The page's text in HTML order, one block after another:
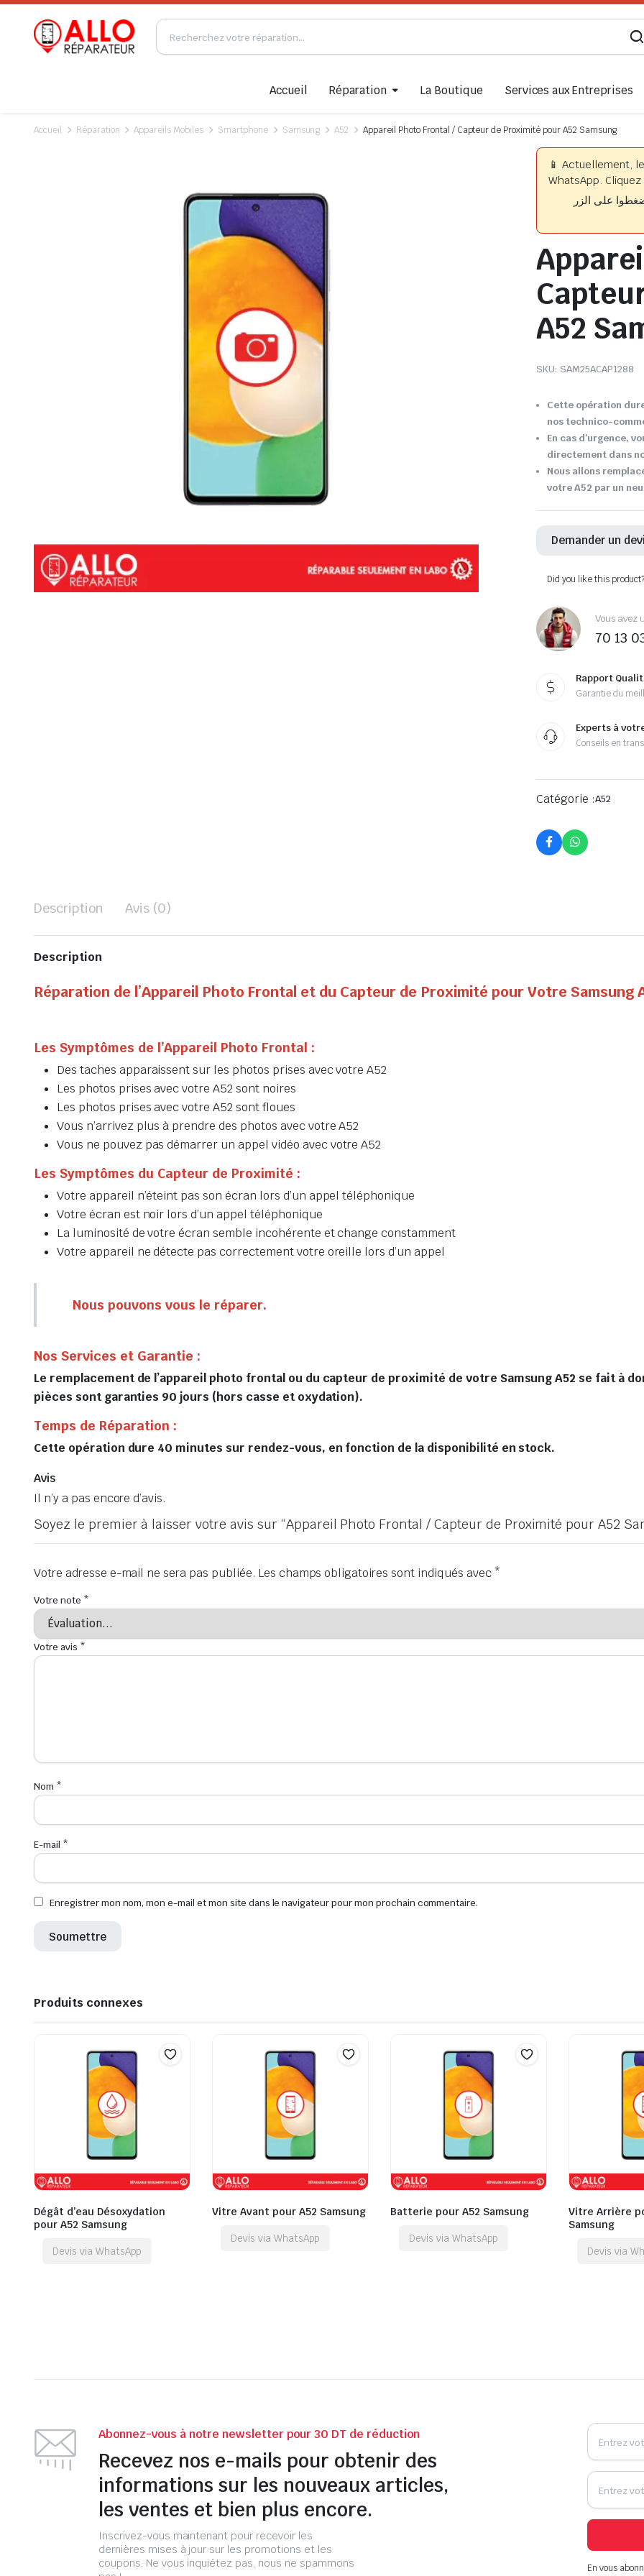
Accueil Réparation La Boutique Services aux Entreprises
Accueil Réparation Appareils Mobiles Smartphone Samsung A52 Appareil Photo Frontal / Capteur de Proximité pour A52 Samsung
📱 Actuellement,
WhatsApp.
على الزر
A52
SKU: SAM25ACAP1288
Cette opération
nos technico-
En cas d’urgence,
directement dans
Nous allons
votre A52 par un
Demander un
Did you like this
Vous avez
70 13
Rapport
Garantie du
Experts à
Conseils en
Catégorie :A52
Description Avis (0)
Description
Réparation de l’Appareil Photo Frontal et du Capteur de Proximité pour Votre Samsung
Les Symptômes de l’Appareil Photo Frontal :
Des taches apparaissent sur les photos prises avec votre A52
Les photos prises avec votre A52 sont noires
Les photos prises avec votre A52 sont floues
Vous n’arrivez plus à prendre des photos avec votre A52
Vous ne pouvez pas démarrer un appel vidéo avec votre A52
Les Symptômes du Capteur de Proximité :
Votre appareil n’éteint pas son écran lors d’un appel téléphonique
Votre écran est noir lors d’un appel téléphonique
La luminosité de votre écran semble incohérente et change constamment
Votre appareil ne détecte pas correctement votre oreille lors d’un appel
Nous pouvons vous le réparer.
Nos Services et Garantie :
Le remplacement de l’appareil photo frontal ou du capteur de proximité de votre Samsung A52 se fait à
pièces sont garanties 90 jours (hors casse et oxydation).
Temps de Réparation :
Cette opération dure 40 minutes sur rendez-vous, en fonction de la disponibilité en stock.
Avis
Il n’y a pas encore d’avis.
Soyez le premier à laisser votre avis sur “Appareil Photo Frontal / Capteur de Proximité pour A52
Votre adresse e-mail ne sera pas publiée. Les champs obligatoires sont indiqués avec*
Votre note *
Votre avis *
Nom *
E-mail *
Enregistrer mon nom, mon e-mail et mon site dans le navigateur pour mon prochain commentaire.
Produits connexes
Dégât d’eau Désoxydation
pour A52 Samsung
Devis via WhatsApp
Vitre Avant pour A52 Samsung
Devis via WhatsApp
Batterie pour A52 Samsung
Devis via WhatsApp
Vitre Arrière
Samsung
Devis via
Abonnez-vous à notre newsletter pour 30 DT de réduction
Recevez nos e-mails pour obtenir des
informations sur les nouveaux articles,
les ventes et bien plus encore.
Inscrivez-vous maintenant pour recevoir les
dernières mises à jour sur les promotions et les
coupons. Ne vous inquiétez pas, nous ne spammons
En vous